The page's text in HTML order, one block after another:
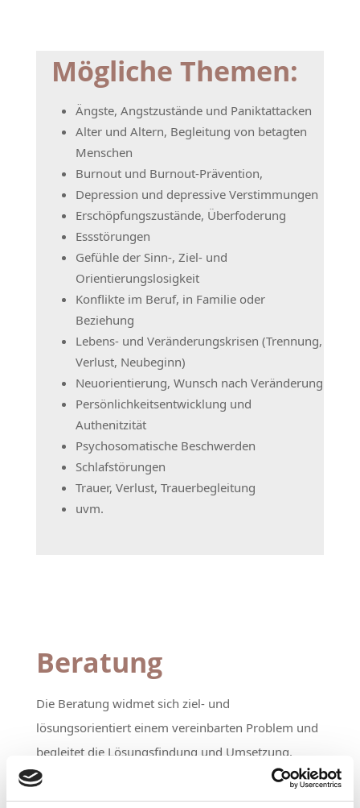
Mögliche Themen:
Ängste, Angstzustände und Paniktattacken
Alter und Altern, Begleitung von betagten
Menschen
Burnout und Burnout-Prävention,
Depression und depressive Verstimmungen
Erschöpfungszustände, Überfoderung
Essstörungen
Gefühle der Sinn-, Ziel- und
Orientierungslosigkeit
Konflikte im Beruf, in Familie oder
Beziehung
Lebens- und Veränderungskrisen (Trennung,
Verlust, Neubeginn)
Neuorientierung, Wunsch nach Veränderung
Persönlichkeitsentwicklung und
Authenitzität
Psychosomatische Beschwerden
Schlafstörungen
Trauer, Verlust, Trauerbegleitung
uvm.
Beratung
Die Beratung widmet sich ziel- und
lösungsorientiert einem vereinbarten Problem und
begleitet die Lösungsfindung und Umsetzung.
Sollte sich in der Arbeit herausstellen, dass mehr
dahintersteckt, zum Beispiel festgefahrene Denk-